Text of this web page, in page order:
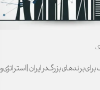
برندهای بزرگ در ایران | استراتژی و